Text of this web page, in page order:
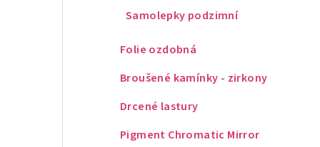
Samolepky podzimní
Folie ozdobná
Broušené kamínky - zirkony
Drcené lastury
Pigment Chromatic Mirror